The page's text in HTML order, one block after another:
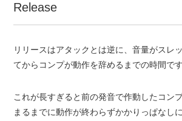
Release
リリースはアタックとは逆に、音量がスレ
てからコンプが動作を辞めるまでの時間です
これが長すぎると前の発音で作動したコン
まるまでに動作が終わらずかかりっぱなし